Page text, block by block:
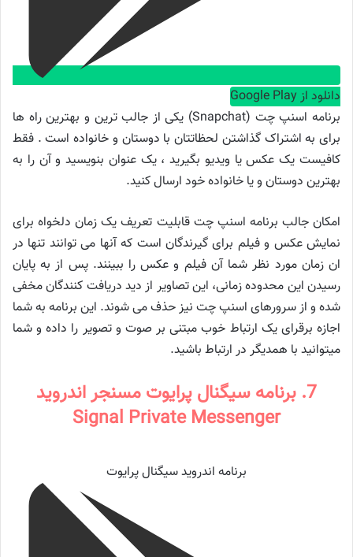
دانلود از Google Play
برنامه اسنپ چت (Snapchat) یکی از جالب ترین و بهترین راه ها
برای به اشتراک گذاشتن لحظاتتان با دوستان و خانواده است . فقط
کافیست یک عکس یا ویدیو بگیرید ، یک عنوان بنویسید و آن را به
بهترین دوستان و یا خانواده خود ارسال کنید.
امکان جالب برنامه اسنپ چت قابلیت تعریف یک زمان دلخواه برای
نمایش عکس و فیلم برای گیرندگان است که آنها می توانند تنها در
ان زمان مورد نظر شما آن فیلم و عکس را ببینند. پس از به پایان
رسیدن این محدوده زمانی، این تصاویر از دید دریافت کنندگان مخفی
شده و از سرورهای اسنپ چت نیز حذف می‌ شوند. این برنامه به شما
اجازه برقرای یک ارتباط خوب مبتنی بر صوت و تصویر را داده و شما
میتوانید با همدیگر در ارتباط باشید.
7. برنامه سیگنال پرایوت مسنجر اندروید
Signal Private Messenger
برنامه اندروید سیگنال پرایوت